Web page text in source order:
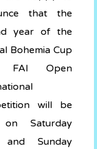
that the
year of the
Bohemia Cup
FAI Open
will be
Saturday
and Sunday